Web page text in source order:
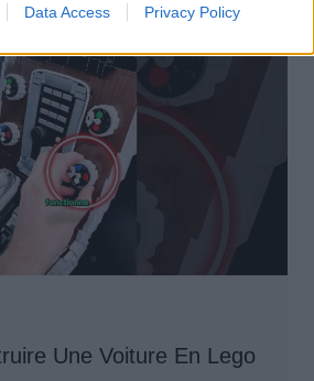
Data Access Privacy Policy
Une Voiture En Lego